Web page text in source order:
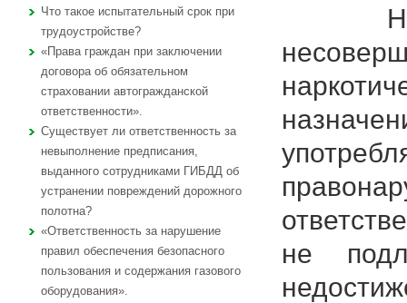
Что такое испытательный срок при
трудоустройстве?
«Права граждан при заключении
договора об обязательном
страховании автогражданской
ответственности».
Существует ли ответственность за
невыполнение предписания,
выданного сотрудниками ГИБДД об
устранении повреждений дорожного
полотна?
«Ответственность за нарушение
правил обеспечения безопасного
пользования и содержания газового
оборудования».
На
не